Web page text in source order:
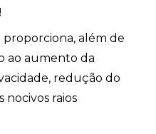
além de
ao aumento da
redução do
nocivos raios